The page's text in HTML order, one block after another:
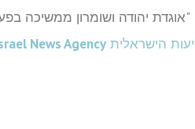
"אוגדת יהודה ושומרון ממשיכה
הישראלית News Agency